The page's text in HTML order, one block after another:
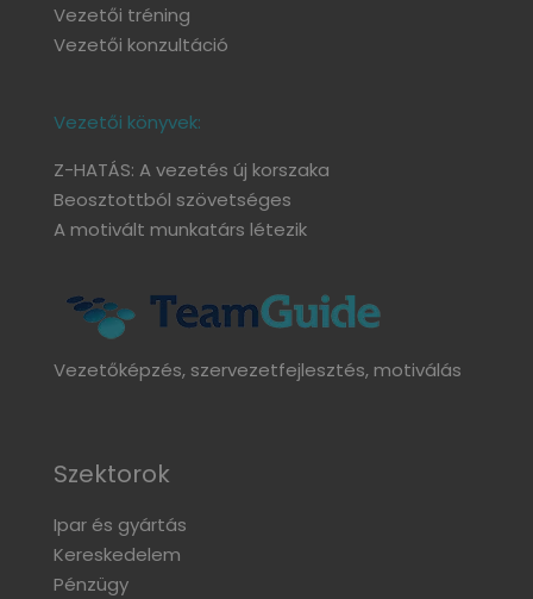
Vezetői tréning
Vezetői konzultáció
Vezetői könyvek:
Z-HATÁS: A vezetés új korszaka
Beosztottból szövetséges
A motivált munkatárs létezik
Vezetőképzés, szervezetfejlesztés, motiválás
Szektorok
Ipar és gyártás
Kereskedelem
Pénzügy